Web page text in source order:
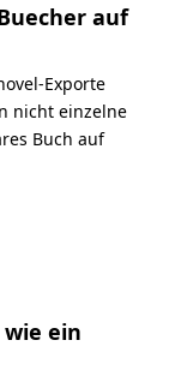
auf
Exporte
nicht einzelne
Buch auf
ein